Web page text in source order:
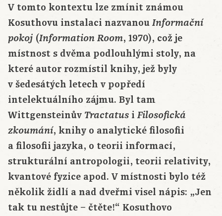
V tomto kontextu lze zmínit známou
Kosuthovu instalaci nazvanou Informační
pokoj (Information Room, 1970), což je
místnost s dvěma podlouhlými stoly, na
které autor rozmístil knihy, jež byly
v šedesátých letech v popředí
intelektuálního zájmu. Byl tam
Wittgensteinův Tractatus i Filosofická
zkoumání, knihy o analytické filosofii
a filosofii jazyka, o teorii informací,
strukturální antropologii, teorii relativity,
kvantové fyzice apod. V místnosti bylo též
několik židlí a nad dveřmi visel nápis: „Jen
tak tu nestůjte – čtěte!“ Kosuthovo